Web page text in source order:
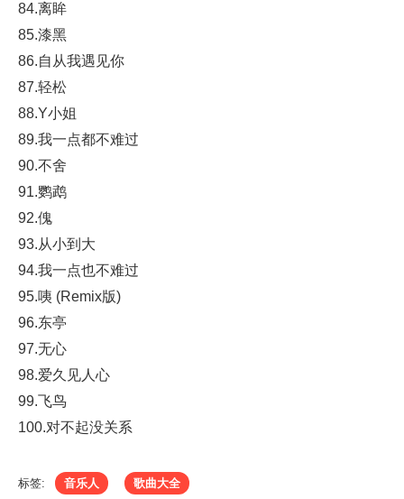
84.离眸
85.漆黑
86.自从我遇见你
87.轻松
88.Y小姐
89.我一点都不难过
90.不舍
91.鹦鹉
92.傀
93.从小到大
94.我一点也不难过
95.咦 (Remix版)
96.东亭
97.无心
98.爱久见人心
99.飞鸟
100.对不起没关系
标签: 音乐人 歌曲大全